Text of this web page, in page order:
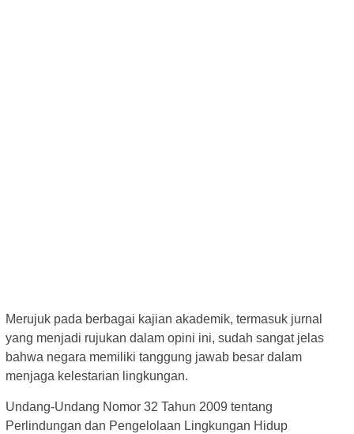
Merujuk pada berbagai kajian akademik, termasuk jurnal
yang menjadi rujukan dalam opini ini, sudah sangat jelas
bahwa negara memiliki tanggung jawab besar dalam
menjaga kelestarian lingkungan.
Undang-Undang Nomor 32 Tahun 2009 tentang
Perlindungan dan Pengelolaan Lingkungan Hidup